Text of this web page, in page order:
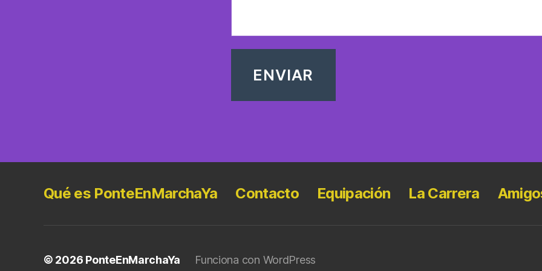
Qué es PonteEnMarchaYa Contacto Equipación La Carrera
© 2026 PonteEnMarchaYa Funciona con WordPress